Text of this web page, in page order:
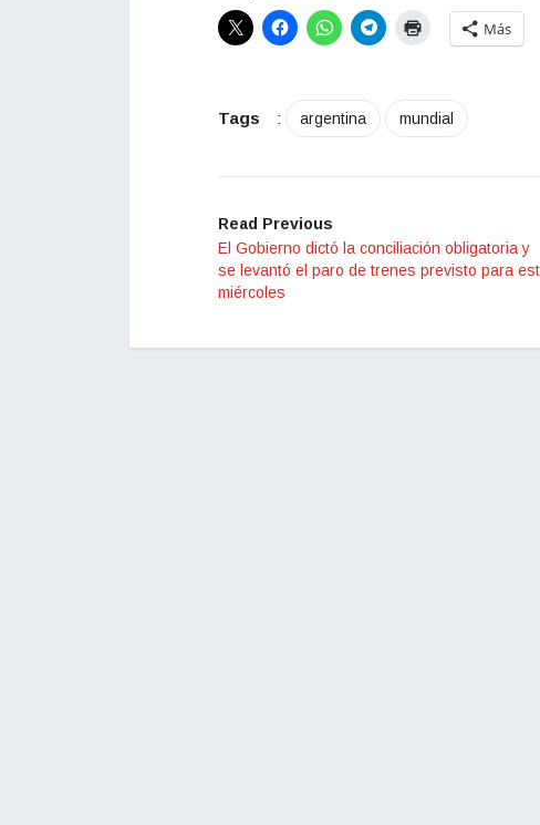
Más
Tags : argentina mundial
Read Previous
El Gobierno dictó la conciliación obligatoria y
se levantó el paro de trenes previsto para
miércoles